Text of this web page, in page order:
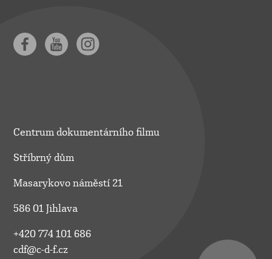
Centrum dokumentárního filmu
Stříbrný dům
Masarykovo náměstí 21
586 01 Jihlava
+420 774 101 686
cdf@c-d-f.cz